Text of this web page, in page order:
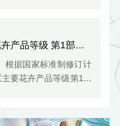
业交流互鉴搭建了良
中国花卉协会（以下
推荐中国企业参评并
我国优秀花木种植企业
国家标准《主要花卉产品等级 第1部分：鲜切花（征求意见稿）》公开征求意见
要花卉产品等级第1部
人于2026年6月15日
箱反馈给我们。 联系